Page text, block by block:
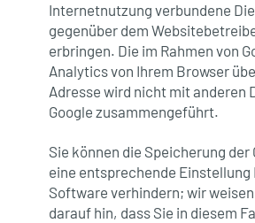
Internetnutzung verbundene
gegenüber dem
erbringen. Die im Rahmen von
Analytics von Ihrem Browser
Adresse wird nicht mit anderen
Google zusammengeführt.
Sie können die Speicherung der
eine entsprechende Einstellung
Software verhindern; wir
darauf hin, dass Sie in diesem